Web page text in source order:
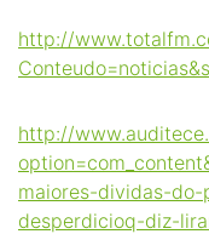
http://
http://
maiores-dividas-
desperdicioq-diz-